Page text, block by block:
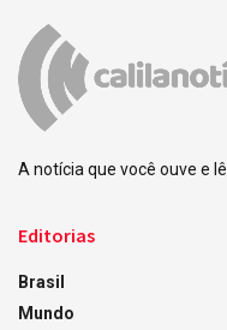
A notícia que você ouve e lê.
Editorias
Brasil
Mundo